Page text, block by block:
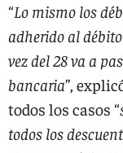
“Lo mismo los
adherido al
vez del 28 va a
bancaria”,
todos los casos “
todos los